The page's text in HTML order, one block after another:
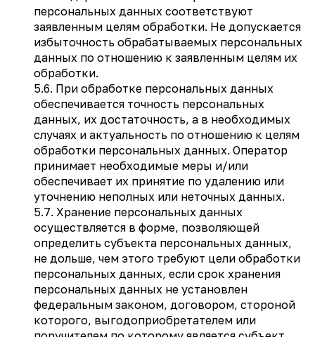
персональных данных соответствуют
заявленным целям обработки. Не допускается
избыточность обрабатываемых персональных
данных по отношению к заявленным целям их
обработки.
5.6. При обработке персональных данных
обеспечивается точность персональных
данных, их достаточность, а в необходимых
случаях и актуальность по отношению к целям
обработки персональных данных. Оператор
принимает необходимые меры и/или
обеспечивает их принятие по удалению или
уточнению неполных или неточных данных.
5.7. Хранение персональных данных
осуществляется в форме, позволяющей
определить субъекта персональных данных,
не дольше, чем этого требуют цели обработки
персональных данных, если срок хранения
персональных данных не установлен
федеральным законом, договором, стороной
которого, выгодоприобретателем или